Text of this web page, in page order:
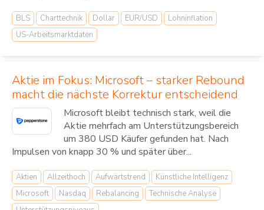
BLS Charttechnik Dollar EUR/USD
Lohninflation
US-Arbeitsmarktdaten
Aktie im Fokus: Microsoft – starker Rebound
macht die nächste Korrektur entscheidend
Microsoft bleibt technisch stark, weil die
Aktie mehrfach am Unterstützungsbereich
um 380 USD Käufer gefunden hat. Nach
Impulsen von knapp 30 % und später über...
Aktien Allzeithoch Aufwärtstrend
Künstliche Intelligenz
Microsoft
Nasdaq Rebalancing
Technische Analyse